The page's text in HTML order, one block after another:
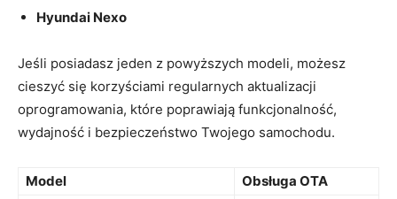
Hyundai Nexo
Jeśli ‌posiadasz jeden z⁣ powyższych⁢ modeli, możesz
‍cieszyć⁢ się korzyściami regularnych aktualizacji
oprogramowania,‍ które poprawiają funkcjonalność,
wydajność i bezpieczeństwo Twojego samochodu.
Model
Obsługa OTA